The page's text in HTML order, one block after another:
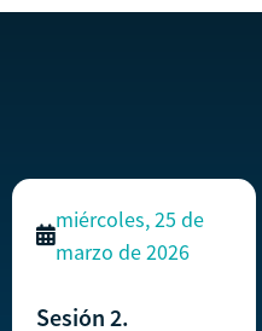
miércoles, 25 de
marzo de 2026
Sesión 2.